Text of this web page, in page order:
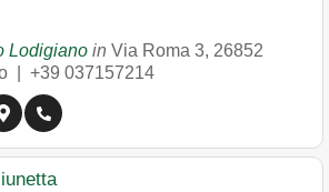
Lodigiano in Via Roma 3, 26852
+39 037157214